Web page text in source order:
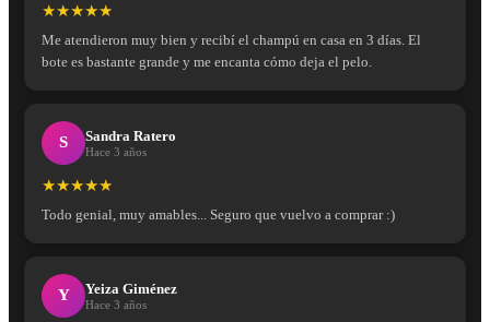
★★★★★
Me atendieron muy bien y recibí el champú en casa en 3 días. El
bote es bastante grande y me encanta cómo deja el pelo.
S Sandra Ratero
Hace 3 años
★★★★★
Todo genial, muy amables... Seguro que vuelvo a comprar :)
Y Yeiza Giménez
Hace 3 años